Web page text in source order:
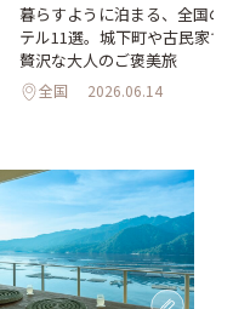
暮らすように泊まる、全国の
テル11選。城下町や古民家で
贅沢な大人のご褒美旅
全国 2026.06.14